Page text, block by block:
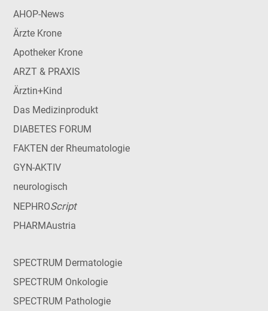
AHOP-News
Ärzte Krone
Apotheker Krone
ARZT & PRAXIS
Ärztin+Kind
Das Medizinprodukt
DIABETES FORUM
FAKTEN der Rheumatologie
GYN-AKTIV
neurologisch
NEPHROScript
PHARMAustria
SPECTRUM Dermatologie
SPECTRUM Onkologie
SPECTRUM Pathologie